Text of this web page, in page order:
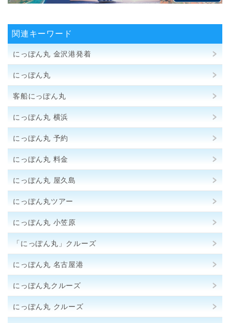
関連キーワード
にっぽん丸 金沢港発着
にっぽん丸
客船にっぽん丸
にっぽん丸 横浜
にっぽん丸 予約
にっぽん丸 料金
にっぽん丸 屋久島
にっぽん丸ツアー
にっぽん丸 小笠原
「にっぽん丸」クルーズ
にっぽん丸 名古屋港
にっぽん丸クルーズ
にっぽん丸 クルーズ